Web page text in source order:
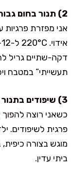
2) תנור בחום גבוה
אני מפזרת פרגיות
דקה-שתיים גריל
תעשייתי” במטבח
3) שיפודים בתנור או במחבת פסים
כשאני רוצה
פרגית לשיפודים.
מוגש בצורה
ביתי עדין.